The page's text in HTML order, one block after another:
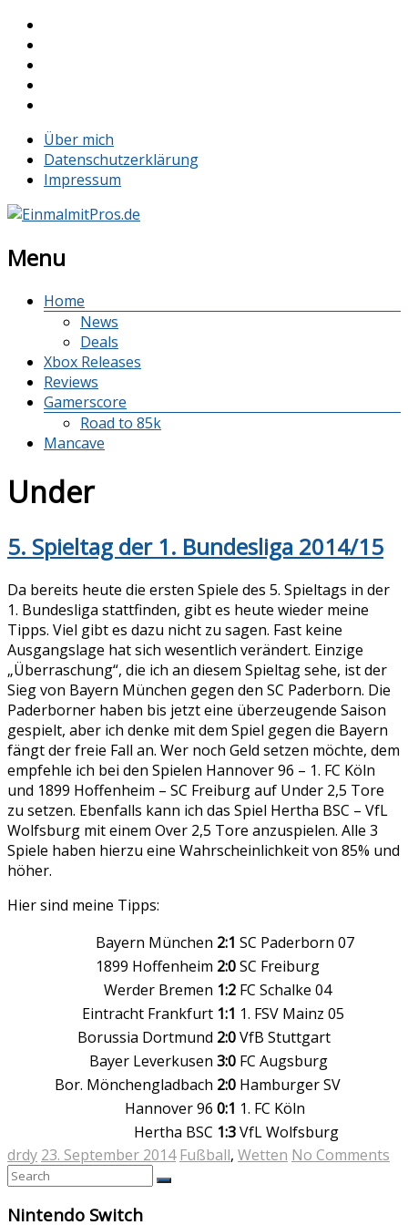
Über mich
Datenschutzerklärung
Impressum
Menu
Home
News
Deals
Xbox Releases
Reviews
Gamerscore
Road to 85k
Mancave
Under
5. Spieltag der 1. Bundesliga 2014/15
Da bereits heute die ersten Spiele des 5. Spieltags in der
1. Bundesliga stattfinden, gibt es heute wieder meine
Tipps. Viel gibt es dazu nicht zu sagen. Fast keine
Ausgangslage hat sich wesentlich verändert. Einzige
„Überraschung“, die ich an diesem Spieltag sehe, ist der
Sieg von Bayern München gegen den SC Paderborn. Die
Paderborner haben bis jetzt eine überzeugende Saison
gespielt, aber ich denke mit dem Spiel gegen die Bayern
fängt der freie Fall an. Wer noch Geld setzen möchte, dem
empfehle ich bei den Spielen Hannover 96 – 1. FC Köln
und 1899 Hoffenheim – SC Freiburg auf Under 2,5 Tore
zu setzen. Ebenfalls kann ich das Spiel Hertha BSC – VfL
Wolfsburg mit einem Over 2,5 Tore anzuspielen. Alle 3
Spiele haben hierzu eine Wahrscheinlichkeit von 85% und
höher.
Hier sind meine Tipps:
Bayern München 2:1 SC Paderborn 07
1899 Hoffenheim 2:0 SC Freiburg
Werder Bremen 1:2 FC Schalke 04
Eintracht Frankfurt 1:1 1. FSV Mainz 05
Borussia Dortmund 2:0 VfB Stuttgart
Bayer Leverkusen 3:0 FC Augsburg
Bor. Mönchengladbach 2:0 Hamburger SV
Hannover 96 0:1 1. FC Köln
Hertha BSC 1:3 VfL Wolfsburg
drdy 23. September 2014 Fußball, Wetten No Comments
Nintendo Switch